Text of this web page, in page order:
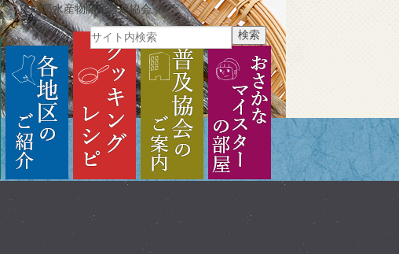
茨城県水産物開発普及協会
おさかなマイスターの部
普及協会のご案内
クッキングレシピ
各地区のご紹介
加工品のご紹介